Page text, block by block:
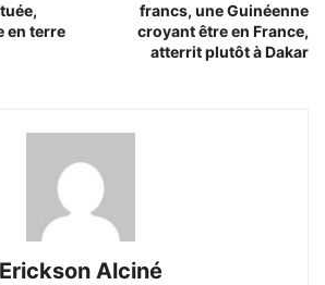
en terre
francs, une Guinéenne
croyant être en France,
atterrit plutôt à Dakar
Erickson Alciné